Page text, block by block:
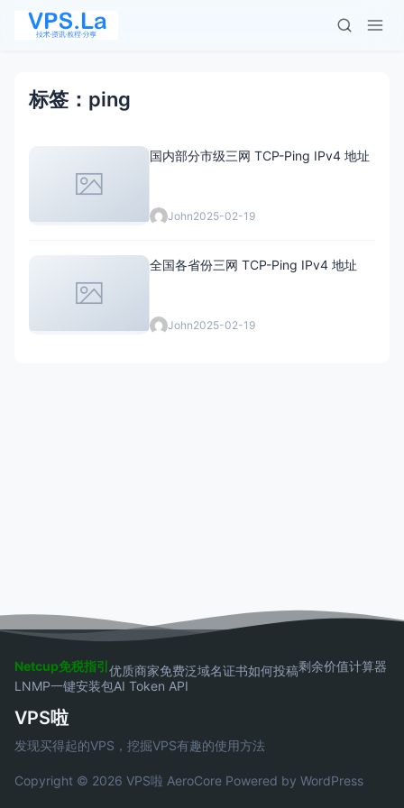
标签：ping
国内部分市级三网 TCP-Ping IPv4 地址
John2025-02-19
全国各省份三网 TCP-Ping IPv4 地址
John2025-02-19
Netcup免税指引优质商家免费泛域名证书如何投稿剩余价值计算器
LNMP一键安装包AI Token API
VPS啦
发现买得起的VPS，挖掘VPS有趣的使用方法
Copyright © 2026 VPS啦 AeroCore Powered by WordPress